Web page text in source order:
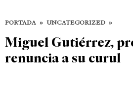
PORTADA » UNCATEGORIZED »
Miguel Gutiérrez,
renuncia a su curul